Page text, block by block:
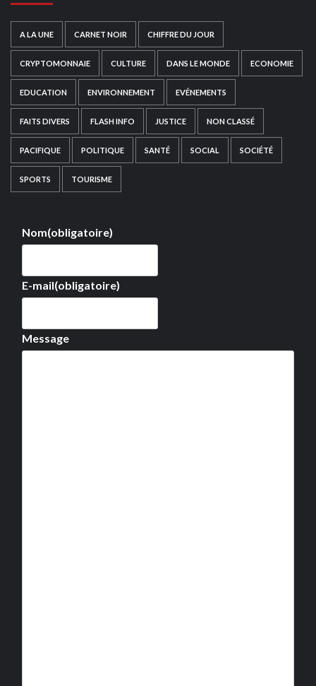
A LA UNE CARNET NOIR CHIFFRE DU JOUR
CRYPTOMONNAIE CULTURE DANS LE MONDE ECONOMIE
EDUCATION ENVIRONNEMENT EVÉNEMENTS
FAITS DIVERS FLASH INFO JUSTICE NON CLASSÉ
PACIFIQUE POLITIQUE SANTÉ SOCIAL SOCIÉTÉ
SPORTS TOURISME
Nom(obligatoire)
E-mail(obligatoire)
Message